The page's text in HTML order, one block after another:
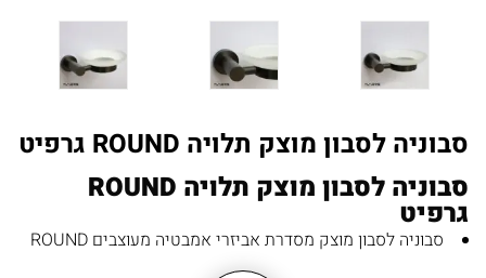
סבוניה לסבון מוצק תלויה ROUND גרפיט
סבוניה לסבון מוצק תלויה ROUND
גרפיט
סבוניה לסבון מוצק מסדרת אביזרי אמבטיה מעוצבים ROUND